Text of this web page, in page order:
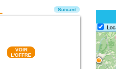
VOIR
L'OFFRE
Suivant